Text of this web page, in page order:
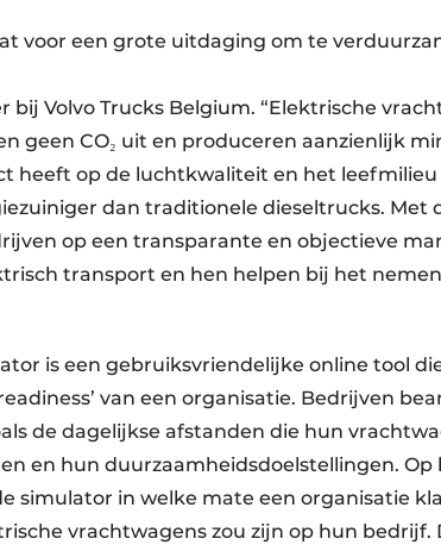
voor een grote uitdaging om te
bij Volvo Trucks Belgium. “Elektrische
geen CO₂ uit en produceren aanzienlijk
heeft op de luchtkwaliteit en het leefmilieu
dan traditionele dieseltrucks. Met
op een transparante en objectieve
transport en hen helpen bij het
is een gebruiksvriendelijke online tool
van een organisatie. Bedrijven
de dagelijkse afstanden die hun
en hun duurzaamheidsdoelstellingen. Op
simulator in welke mate een organisatie
vrachtwagens zou zijn op hun bedrijf.